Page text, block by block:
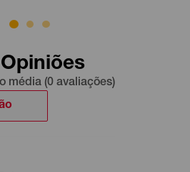
média (0 avaliações)